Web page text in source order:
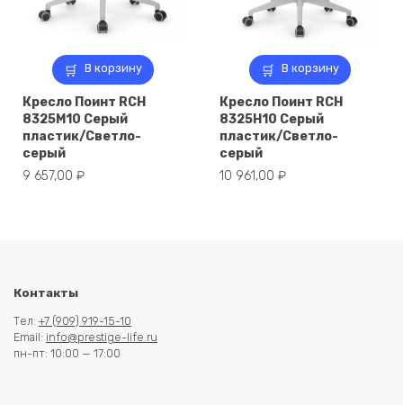
В корзину
Кресло Поинт RCH
8325M10 Серый
пластик/Светло-
серый
9 657,00 ₽
В корзину
Кресло Поинт RCH
8325H10 Серый
пластик/Светло-
серый
10 961,00 ₽
Контакты
Тел: +7 (909) 919-15-10
Email: info@prestige-life.ru
пн-пт: 10:00 — 17:00